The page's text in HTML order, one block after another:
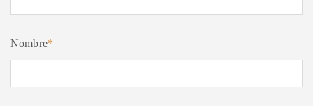
Nombre*